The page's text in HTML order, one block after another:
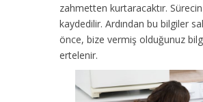
zahmetten kurtaracaktır.
kaydedilir. Ardından bu bilgiler
önce, bize vermiş olduğunuz
ertelenir.